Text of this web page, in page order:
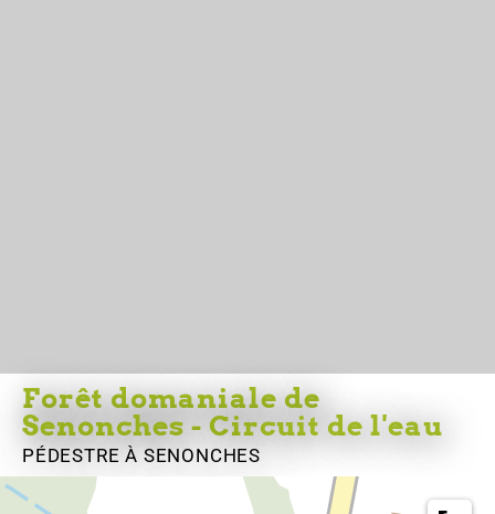
Forêt domaniale de
Senonches - Circuit de l'eau
PÉDESTREÀ SENONCHES